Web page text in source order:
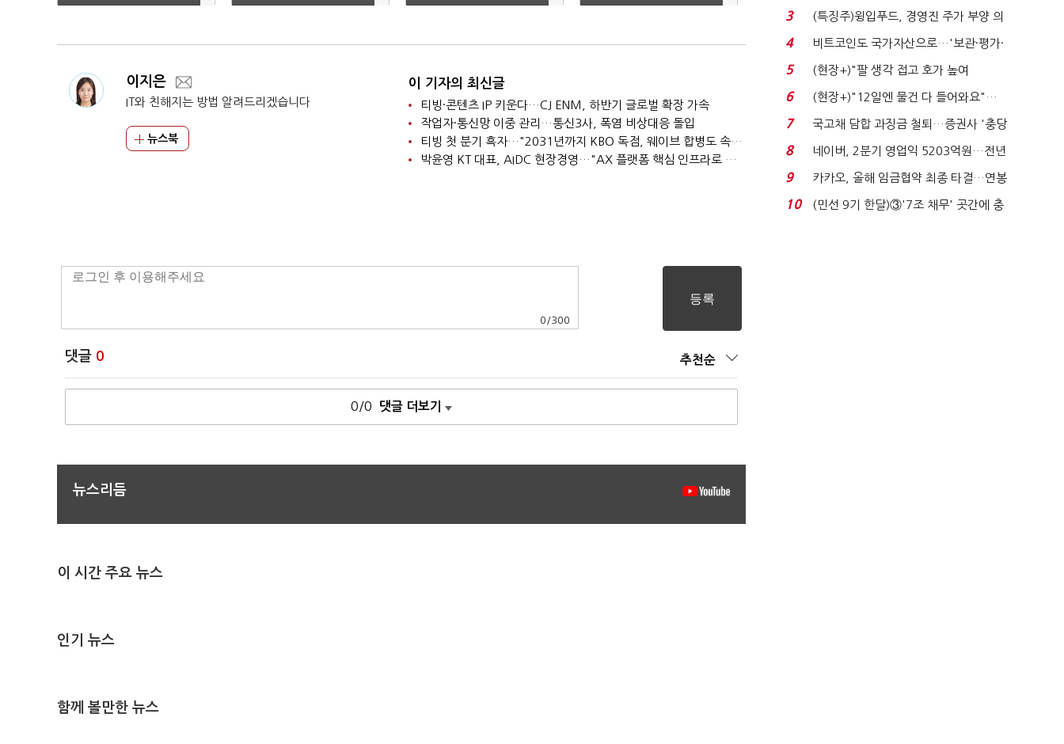
실로…건설사 '디벨로
금리인상 경계도
토리 도약"
확장
이지은
IT와 친해지는 방법 알려드리겠습니다
뉴스북
이 기자의 최신글
티빙·콘텐츠 IP 키운다…CJ ENM, 하반기 글로벌 확장 가속
작업자·통신망 이중 관리…통신3사, 폭염 비상대응 돌입
티빙 첫 분기 흑자…"2031년까지 KBO 독점, 웨이브 합병도 속도"
박윤영 KT 대표, AIDC 현장경영…"AX 플랫폼 핵심 인프라로 키운다"
0 /300
댓글 0 추천순
0/0 댓글 더보기
뉴스리듬
이 시간 주요 뉴스
인기 뉴스
함께 볼만한 뉴스
국전쟁’
3
(특징주)윙입푸드, 경영진 주가 부양 의
지에 상한가...
4
비트코인도 국가자산으로…'보관·평가·
처분' 기준은 ...
5
(현장+)"팔 생각 접고 호가 높여
요"…'덜 똘똘한 한 채' 20...
6
(현장+)"12일엔 물건 다 들어와요"…
빈 매대 채우며 문 연 ...
7
국고채 담합 과징금 철퇴…증권사 '충당
금 폭탄' 우려...
8
네이버, 2분기 영업익 5203억원…전년
비 0.2% 감소...
9
카카오, 올해 임금협약 최종 타결…연봉
6.3% 인상·격려...
10
(민선 9기 한달)③'7조 채무' 곳간에 충